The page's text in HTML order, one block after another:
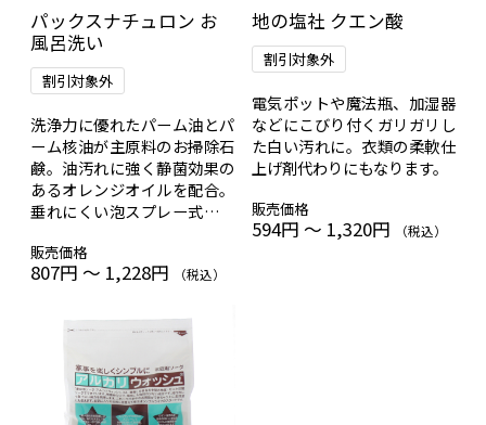
パックスナチュロン お
風呂洗い
割引対象外
洗浄力に優れたパーム油とパ
ーム核油が主原料のお掃除石
鹸。油汚れに強く静菌効果の
あるオレンジオイルを配合。
垂れにくい泡スプレー式。お
ぞ。
販売価格
807円 ～ 1,228円 （税込）
地の塩社 クエン酸
割引対象外
電気ポットや魔法瓶、加湿器
などにこびり付くガリガリし
た白い汚れに。衣類の柔軟仕
上げ剤代わりにもなります。
販売価格
594円 ～ 1,320円 （税込）